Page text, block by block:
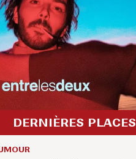
DERNIÈRES PLACES